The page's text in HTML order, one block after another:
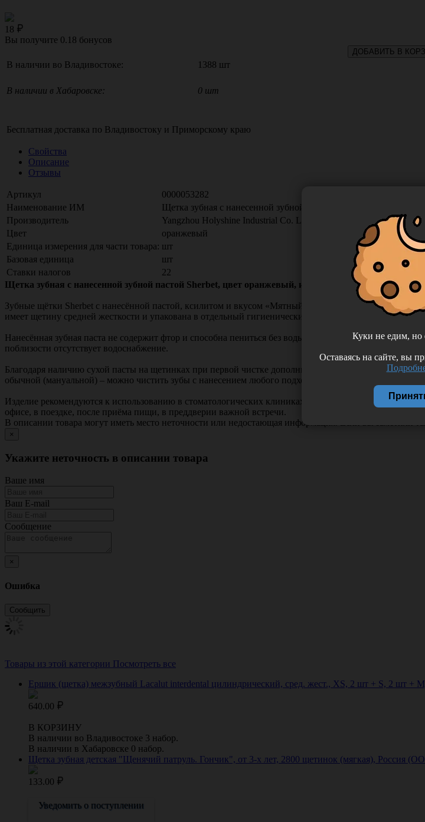
18
Вы получите 0.18 бонусов
ДОБАВИТЬ В
В наличии во Владивостоке: 1388 шт
В наличии в Хабаровске: 0 шт
Бесплатная доставка по Владивостоку и Приморскому краю
Свойства
Описание
Отзывы
Артикул
0000053282
Наименование ИМ
Щетка зубная c нанесенной зубной пастой Sherbet, цвет
Производитель
Yangzhou Holyshine Industrial Co. Ltd
Цвет
оранжевый
Единица измерения для части товара: шт
Базовая единица
шт
Ставки налогов
22
Щетка зубная c нанесенной зубной пастой Sherbet, цвет оранжевый, индивидуальная
Зубные щётки Sherbet с нанесённой пастой, ксилитом и вкусом «Мятный мусс» предназначены для
имеет щетину средней жесткости и упакована в отдельный гигиенический пакетик с маркировкой.
Нанесённая зубная паста не содержит фтор и способна пениться без воды - лишь посредством
поблизости отсутствует водоснабжение.
Благодаря наличию сухой пасты на щетинках при первой чистке дополнительные средства не
обычной (мануальной) – можно чистить зубы с нанесением любого подходящего средства по 2 минуты
Изделие рекомендуются к использованию в стоматологических клиниках для индивидуального
офисе, в поездке, после приёма пищи, в преддверии важной встречи.
В описании товара могут иметь место неточности или недостающая информация. Если вы заметили
×
Укажите неточность в описании товара
Ваше имя
Ваш E-mail
Сообщение
×
Ошибка
Товары из этой категории Посмотреть все
Ершик (щетка) межзубный Lacalut interdental цилиндрический, сред. жест., XS, 2 шт + S, 2 шт +
640.00
В КОРЗИНУ
В наличии во Владивостоке 3 набор.
В наличии в Хабаровске 0 набор.
Щетка зубная детская "Щенячий патруль. Гончик", от 3-х лет, 2800 щетинок (мягкая), Россия
133.00
Уведомить о поступлении
Куки не едим, но
Оставаясь на сайте, вы